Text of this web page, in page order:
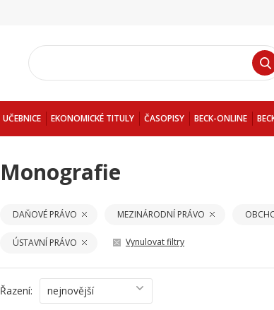
UČEBNICE EKONOMICKÉ TITULY ČASOPISY BECK-ONLINE
Monografie
DAŇOVÉ PRÁVO MEZINÁRODNÍ PRÁVO
ÚSTAVNÍ PRÁVO Vynulovat filtry
Řazení: nejnovější